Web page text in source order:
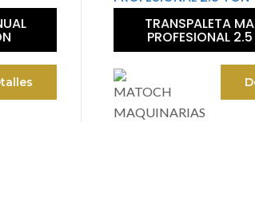
MANUAL
2.5 TON